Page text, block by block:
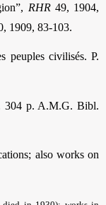
RHR49, 1904,
1909, 83-103.
peuples civilisés. P.
304 p. A.M.G. Bibl.
also works on